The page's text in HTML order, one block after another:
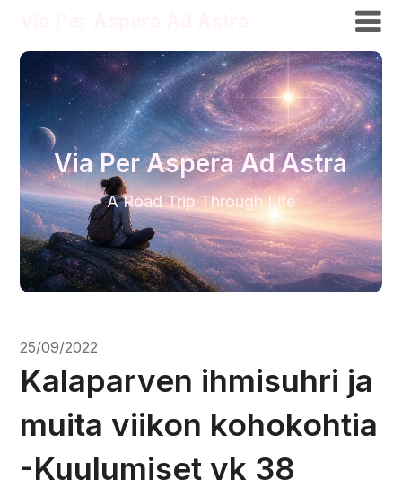
Via Per Aspera Ad Astra
A Road Trip Through Life
25/09/2022
Kalaparven ihmisuhri ja
muita viikon kohokohtia
-Kuulumiset vk 38